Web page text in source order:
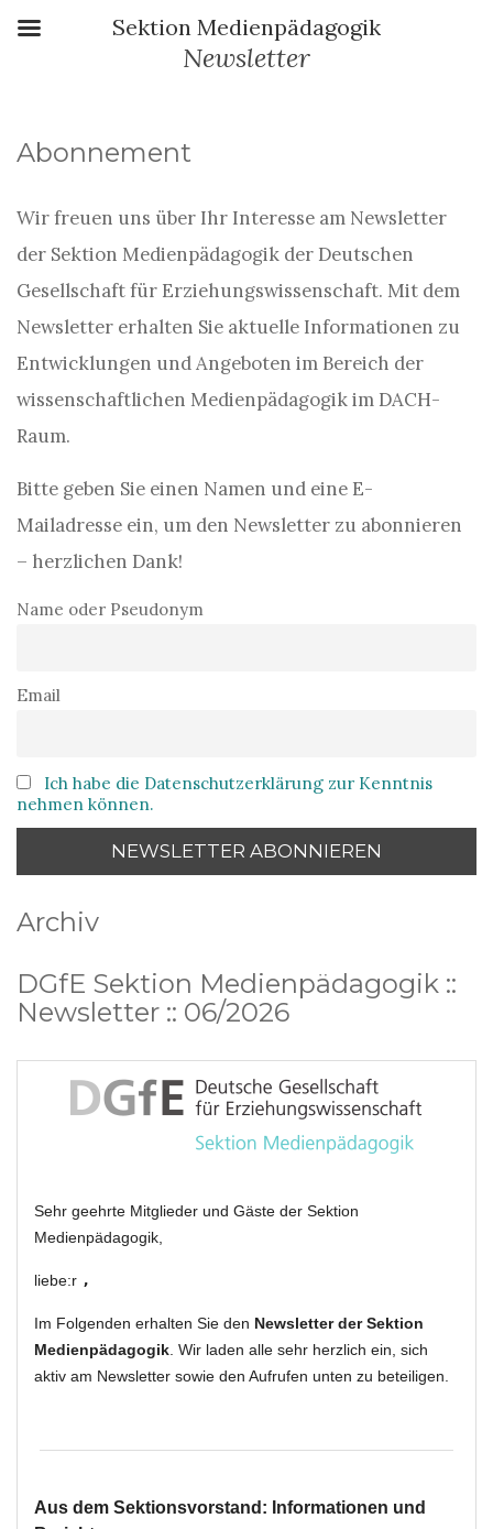
Newsletter
Abonnement
Wir freuen uns über Ihr Interesse am Newsletter
der Sektion Medienpädagogik der Deutschen
Gesellschaft für Erziehungswissenschaft. Mit dem
Newsletter erhalten Sie aktuelle Informationen zu
Entwicklungen und Angeboten im Bereich der
wissenschaftlichen Medienpädagogik im DACH-
Raum.
Bitte geben Sie einen Namen und eine E-
Mailadresse ein, um den Newsletter zu abonnieren
– herzlichen Dank!
Name oder Pseudonym
Email
Ich habe die Datenschutzerklärung zur Kenntnis
nehmen können.
Archiv
DGfE Sektion Medienpädagogik ::
Newsletter :: 06/2026
Sektion Medienpädagogik